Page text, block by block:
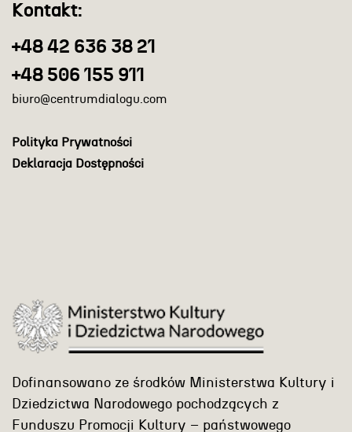
Kontakt:
+48 42 636 38 21
+48 506 155 911
biuro@centrumdialogu.com
Polityka Prywatności
Deklaracja Dostępności
Dofinansowano ze środków Ministerstwa Kultury i
Dziedzictwa Narodowego pochodzących z
Funduszu Promocji Kultury – państwowego